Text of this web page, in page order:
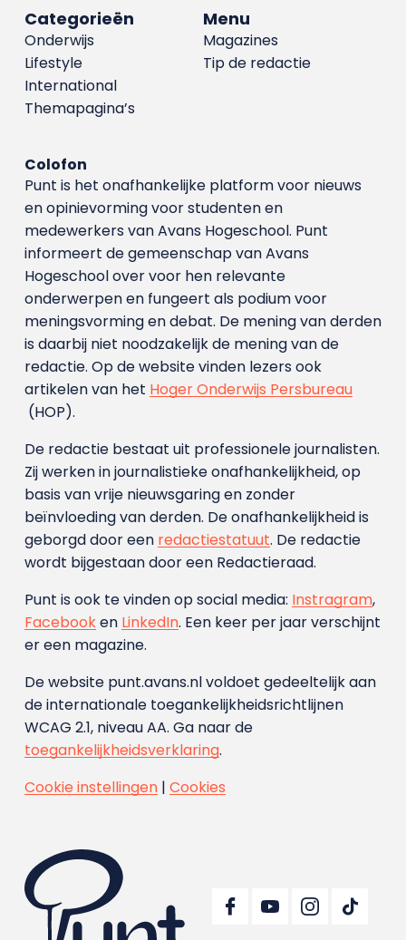
Menu
Magazines
Tip de redactie
Categorieën
Onderwijs
Lifestyle
International
Themapagina’s
Colofon
Punt is het onafhankelijke platform voor nieuws
en opinievorming voor studenten en
medewerkers van Avans Hoge­school. Punt
informeert de gemeenschap van Avans
Hogeschool over voor hen relevante
onderwerpen en fungeert als podium voor
meningsvorming en debat. De mening van derden
is daarbij niet noodzakelijk de mening van de
redactie. Op de website vinden lezers ook
artikelen van het Hoger Onderwijs Persbureau
(HOP).
De redactie bestaat uit professionele journalisten.
Zij werken in journalistieke onafhankelijkheid, op
basis van vrije nieuwsgaring en zonder
beïnvloeding van derden. De onafhankelijkheid is
geborgd door een redactiestatuut. De redactie
wordt bijgestaan door een Redactieraad.
Punt is ook te vinden op social media: Instragram,
Facebooken LinkedIn. Een keer per jaar verschijnt
er een magazine.
De website punt.avans.nl voldoet gedeeltelijk aan
de internationale toegankelijkheidsrichtlijnen
WCAG 2.1, niveau AA. Ga naar de
toegankelijkheidsverklaring.
Cookie instellingen| Cookies